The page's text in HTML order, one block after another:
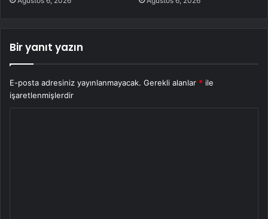
Bir yanıt yazın
E-posta adresiniz yayınlanmayacak. Gerekli alanlar * ile
işaretlenmişlerdir